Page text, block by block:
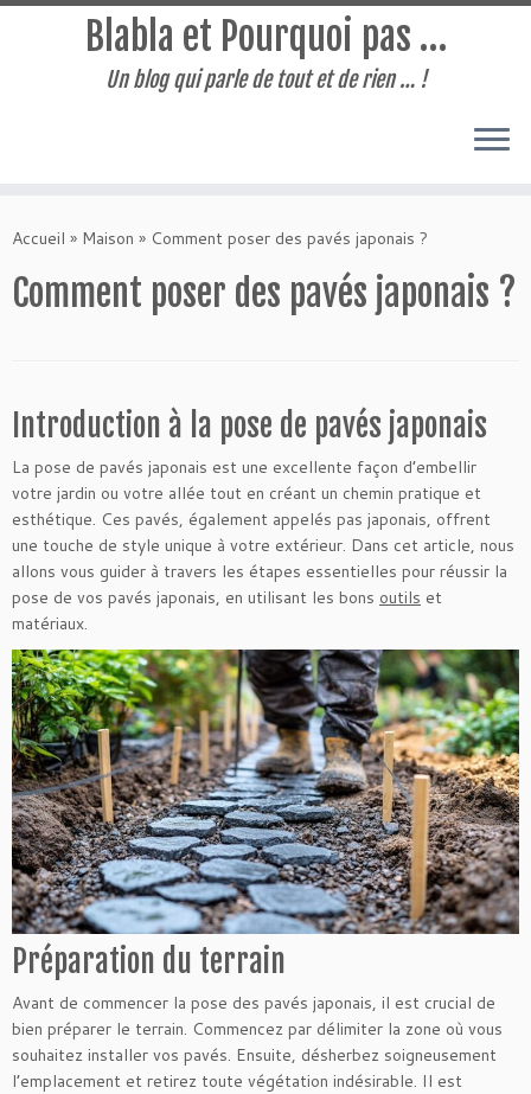
au
Blabla et Pourquoi pas …
Un blog qui parle de tout et de rien … !
Accueil » Maison » Comment poser des pavés japonais ?
Comment poser des pavés japonais ?
Introduction à la pose de pavés japonais
La pose de pavés japonais est une excellente façon d’embellir
votre jardin ou votre allée tout en créant un chemin pratique et
esthétique. Ces pavés, également appelés pas japonais, offrent
une touche de style unique à votre extérieur. Dans cet article, nous
allons vous guider à travers les étapes essentielles pour réussir la
pose de vos pavés japonais, en utilisant les bons outils et
matériaux.
Préparation du terrain
Avant de commencer la pose des pavés japonais, il est crucial de
bien préparer le terrain. Commencez par délimiter la zone où vous
souhaitez installer vos pavés. Ensuite, désherbez soigneusement
l’emplacement et retirez toute végétation indésirable. Il est